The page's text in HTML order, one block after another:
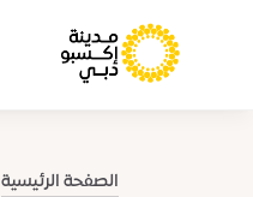
الصفحة الرئيسية